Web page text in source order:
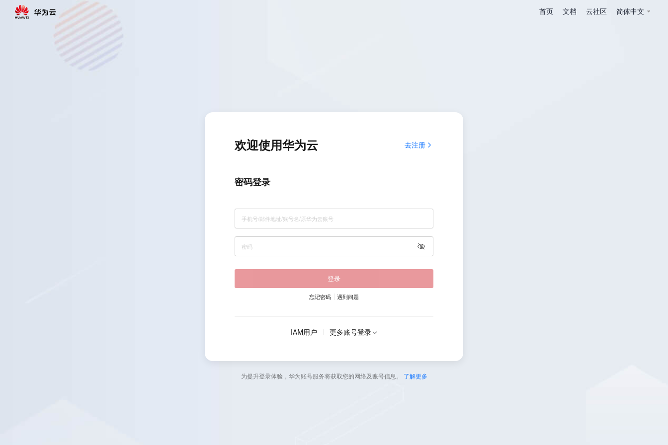
首页 文档 云社区 简体中文
欢迎使用华为云 去注册
密码登录
登录
忘记密码 遇到问题
IAM用户 更多账号登录
为提升登录体验，华为账号服务将获取您的网络及账号信息。 了解更多